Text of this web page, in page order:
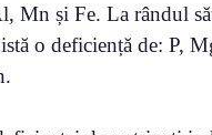
Mn și Fe. La rândul
o deficiență de: P,